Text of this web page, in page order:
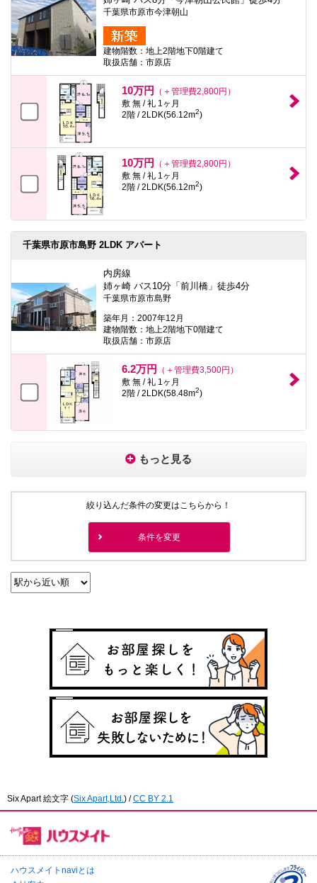
千葉県市原市今津朝山
建物階数：地上2階地下0階建て
取扱店舗：市原店
10万円
（＋管理費2,800円）
敷 無 / 礼 1ヶ月
2階 / 2LDK(56.12m2)
10万円
（＋管理費2,800円）
敷 無 / 礼 1ヶ月
2階 / 2LDK(56.12m2)
千葉県市原市島野 2LDK アパート
内房線
姉ヶ崎 バス10分「前川橋」徒歩4分
千葉県市原市島野
築年月：2007年12月
建物階数：地上2階地下0階建て
取扱店舗：市原店
6.2万円
（＋管理費3,500円）
敷 無 / 礼 1ヶ月
2階 / 2LDK(58.48m2)
もっと見る
絞り込んだ条件の変更はこちらから！
条件を変更
Six Apart 絵文字 (Six Apart,Ltd. ) /CC BY 2.1
ハウスメイトnaviとは